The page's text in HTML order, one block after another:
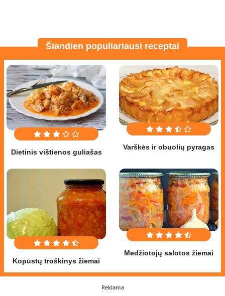
Šiandien populiariausi receptai
Dietinis vištienos guliašas
Varškės ir obuolių pyragas
Kopūstų troškinys žiemai
Medžiotojų salotos žiemai
Reklama